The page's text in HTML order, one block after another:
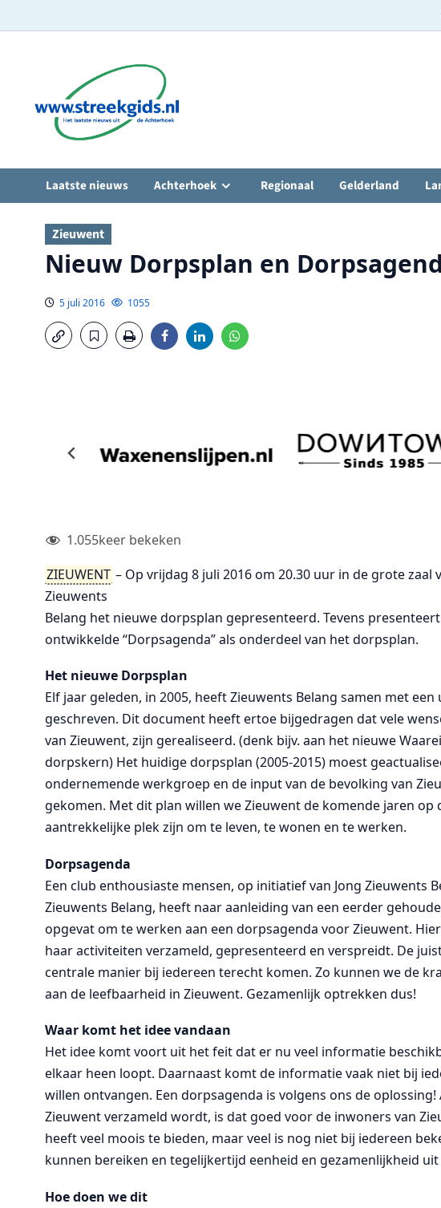
inhoud
Laatste nieuws Achterhoek Regionaal Gelderland
Zieuwent
Nieuw Dorpsplan en
5 juli 2016 1055
1.055keer bekeken
ZIEUWENT – Op vrijdag 8 juli 2016 om 20.30 uur in de grote zaal
Zieuwents
Belang het nieuwe dorpsplan gepresenteerd. Tevens
ontwikkelde “Dorpsagenda” als onderdeel van het dorpsplan.
Het nieuwe Dorpsplan
Elf jaar geleden, in 2005, heeft Zieuwents Belang samen met
geschreven. Dit document heeft ertoe bijgedragen dat vele
van Zieuwent, zijn gerealiseerd. (denk bijv. aan het nieuwe
dorpskern) Het huidige dorpsplan (2005-2015) moest
ondernemende werkgroep en de input van de bevolking van
gekomen. Met dit plan willen we Zieuwent de komende jaren op
aantrekkelijke plek zijn om te leven, te wonen en te werken.
Dorpsagenda
Een club enthousiaste mensen, op initiatief van Jong Zieuwents
Zieuwents Belang, heeft naar aanleiding van een eerder
opgevat om te werken aan een dorpsagenda voor Zieuwent.
haar activiteiten verzameld, gepresenteerd en verspreidt. De
centrale manier bij iedereen terecht komen. Zo kunnen we de
aan de leefbaarheid in Zieuwent. Gezamenlijk optrekken dus!
Waar komt het idee vandaan
Het idee komt voort uit het feit dat er nu veel informatie
elkaar heen loopt. Daarnaast komt de informatie vaak niet bij
willen ontvangen. Een dorpsagenda is volgens ons de
Zieuwent verzameld wordt, is dat goed voor de inwoners van
heeft veel moois te bieden, maar veel is nog niet bij iedereen
kunnen bereiken en tegelijkertijd eenheid en gezamenlijkheid
Hoe doen we dit